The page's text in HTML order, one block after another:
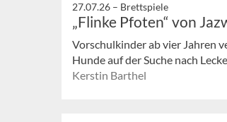
27.07.26 – Brettspiele
„Flinke Pfoten“ von
Vorschulkinder ab vier Jahren
Hunde auf der Suche nach
Kerstin Barthel